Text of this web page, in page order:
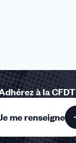
à la CFDT
me renseigne